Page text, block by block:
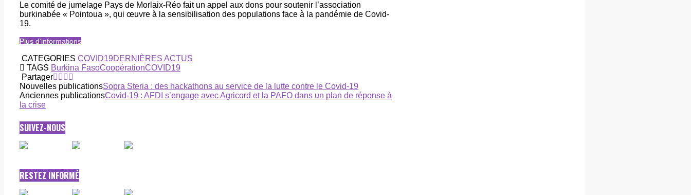
Le comité de jumelage Pays de Morlaix-Réo fait un appel aux dons pour soutenir l’association
burkinabée « Pointoua », qui œuvre à la sensibilisation des populations face à la pandémie de Covid-
19.
Plus d’informations
CATEGORIES COVID19DERNIÈRES ACTUS
TAGS Burkina FasoCoopérationCOVID19
Partager
Nouvelles publicationsSopra Steria : des hackathons au service de la lutte contre le Covid-19
Anciennes publicationsCovid-19 : AFDI s’engage avec Agricord et la PAFO dans un plan de réponse à
la crise
SUIVEZ-NOUS
RESTEZ INFORMÉ